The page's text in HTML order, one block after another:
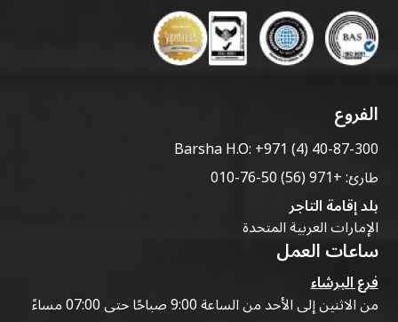
الفروع
Barsha H.O:+971 (4) 40-87-300
طارئ:+971 (56) 50-76-010
بلد إقامة التاجر
الإمارات العربية المتحدة
ساعات العمل
فرع البرشاء
من الاثنين إلى الأحد من الساعة 9:00 صباحًا حتى 07:00 مساءً